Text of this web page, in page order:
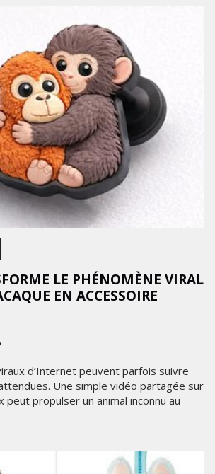
LE PHÉNOMÈNE VIRAL
EN ACCESSOIRE
d’Internet peuvent parfois suivre
Une simple vidéo partagée sur
peut propulser un animal inconnu au